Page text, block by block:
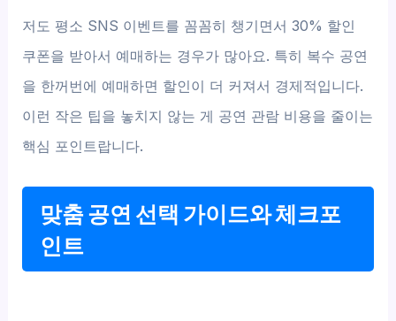
저도 평소 SNS 이벤트를 꼼꼼히 챙기면서 30% 할인
쿠폰을 받아서 예매하는 경우가 많아요. 특히 복수 공연
을 한꺼번에 예매하면 할인이 더 커져서 경제적입니다.
이런 작은 팁을 놓치지 않는 게 공연 관람 비용을 줄이는
핵심 포인트랍니다.
맞춤 공연 선택 가이드와 체크포
인트